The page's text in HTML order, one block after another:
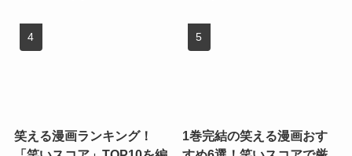
笑える漫画ランキング！
1巻完結の笑える漫画おす